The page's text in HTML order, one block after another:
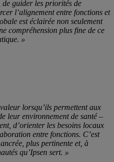
de guider les priorités de
l’alignement entre fonctions et
est éclairée non seulement
compréhension plus fine de ce
»
lorsqu’ils permettent aux
leur environnement de santé –
d’orienter les besoins locaux
entre fonctions. C’est
plus pertinente et, à
qu’Ipsen sert. »